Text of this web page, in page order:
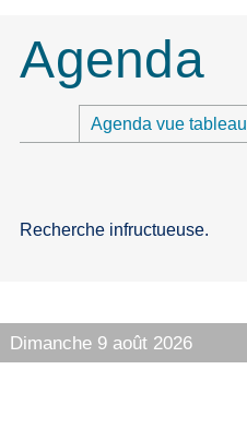
Agenda
Agenda vue tableau
Recherche infructueuse.
Dimanche 9 août 2026